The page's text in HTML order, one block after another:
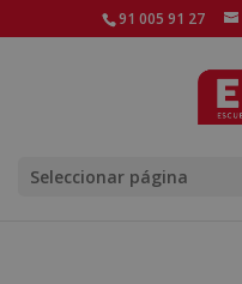
91 005 91 27
Seleccionar página